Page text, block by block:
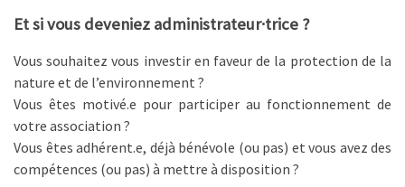
Et si vous deveniez administrateur·trice ?
Vous souhaitez vous investir en faveur de la protection de la
nature et de l’environnement ?
Vous êtes motivé.e pour participer au fonctionnement de
votre association ?
Vous êtes adhérent.e, déjà bénévole (ou pas) et vous avez des
compétences (ou pas) à mettre à disposition ?